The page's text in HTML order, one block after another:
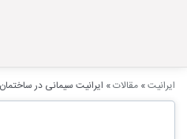
ایرانیت» مقالات» ایرانیت سیمانی در